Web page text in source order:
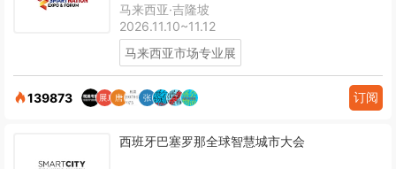
马来西亚·吉隆坡
2026.11.10~11.12
马来西亚市场专业展
139873 订阅
西班牙巴塞罗那全球智慧城市大会